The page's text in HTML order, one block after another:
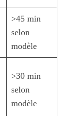
>45 min
selon
modèle
>30 min
selon
modèle